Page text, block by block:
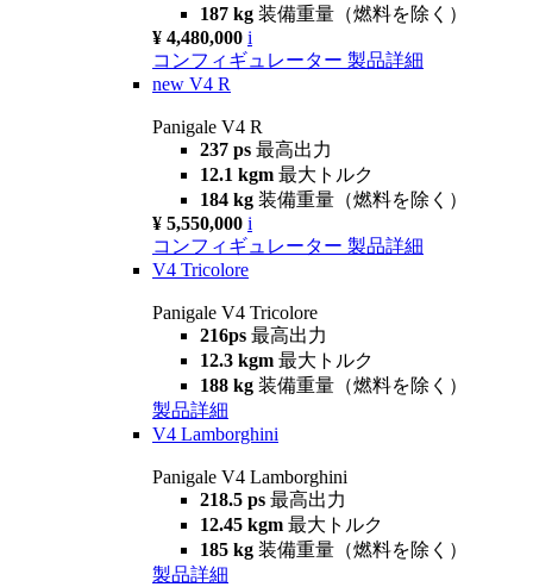
187 kg 装備重量（燃料を除く）
¥ 4,480,000 i
コンフィギュレーター 製品詳細
new V4 R
Panigale V4 R
237 ps 最高出力
12.1 kgm 最大トルク
184 kg 装備重量（燃料を除く）
¥ 5,550,000 i
コンフィギュレーター 製品詳細
V4 Tricolore
Panigale V4 Tricolore
216ps 最高出力
12.3 kgm 最大トルク
188 kg 装備重量（燃料を除く）
製品詳細
V4 Lamborghini
Panigale V4 Lamborghini
218.5 ps 最高出力
12.45 kgm 最大トルク
185 kg 装備重量（燃料を除く）
製品詳細